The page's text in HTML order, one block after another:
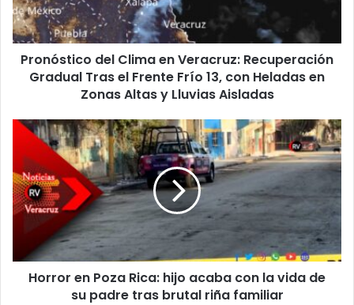
Gradual
Tras
el
Frente
Frío
Heladas
Zonas
Altas
y
Lluvias
Pronóstico del Clima en Veracruz: Recuperación
Gradual Tras el Frente Frío 13, con Heladas en
Zonas Altas y Lluvias Aisladas
Horror
Poza
Rica:
hijo
acaba
vida
Horror en Poza Rica: hijo acaba con la vida de
su padre tras brutal riña familiar